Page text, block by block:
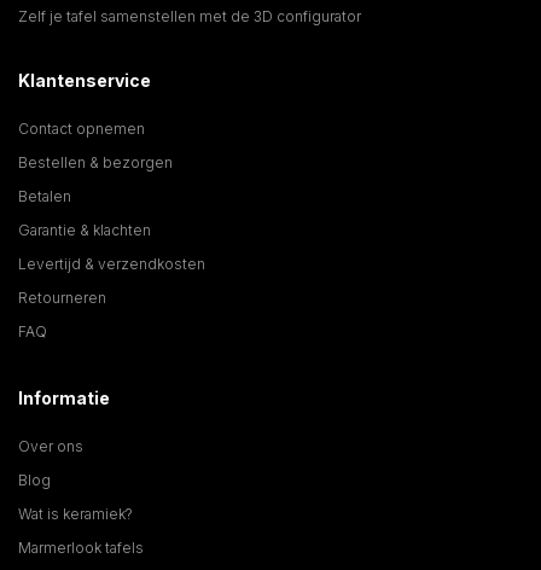
Zelf je tafel samenstellen met de 3D configurator
Klantenservice
Contact opnemen
Bestellen & bezorgen
Betalen
Garantie & klachten
Levertijd & verzendkosten
Retourneren
FAQ
Informatie
Over ons
Blog
Wat is keramiek?
Marmerlook tafels